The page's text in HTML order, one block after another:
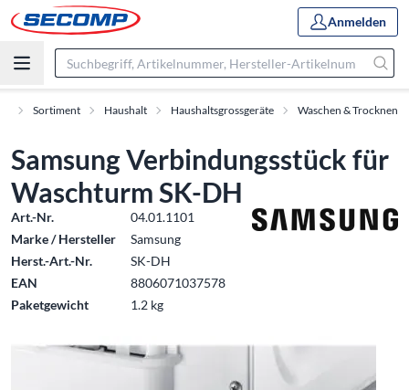
Anmelden
Sortiment Haushalt Haushaltsgrossgeräte Waschen & Trocknen
Samsung Verbindungsstück für
Waschturm SK-DH
Art.-Nr.
04.01.1101
Marke / Hersteller
Samsung
Herst.-Art.-Nr.
SK-DH
EAN
8806071037578
Paketgewicht
1.2 kg